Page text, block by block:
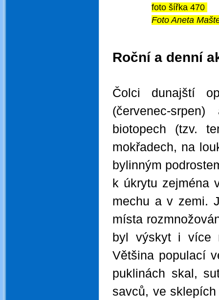
foto šířka 470
Foto Aneta
Roční a denní
Čolci dunajští
(červenec-
biotopech (tzv.
mokřadech, na
bylinným
k úkrytu zejména
mechu a v zemi.
místa
byl výskyt i
Většina populací
puklinách skal,
savců, ve